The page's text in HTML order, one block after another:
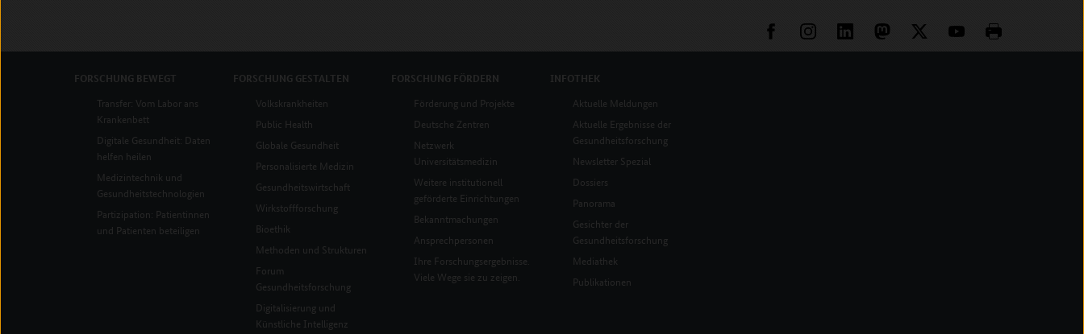
FORSCHUNG BEWEGT
Transfer: Vom Labor ans
Krankenbett
Digitale Gesundheit: Daten
helfen heilen
Medizintechnik und
Gesundheitstechnologien
Partizipation: Patientinnen
und Patienten beteiligen
FORSCHUNG GESTALTEN
Volkskrankheiten
Public Health
Globale Gesundheit
Personalisierte Medizin
Gesundheitswirtschaft
Wirkstoffforschung
Bioethik
Methoden und Strukturen
Forum
Gesundheitsforschung
Digitalisierung und
Künstliche Intelligenz
FORSCHUNG FÖRDERN
Förderung und Projekte
Deutsche Zentren
Netzwerk
Universitätsmedizin
Weitere institutionell
geförderte Einrichtungen
Bekanntmachungen
Ansprechpersonen
Ihre Forschungsergebnisse.
Viele Wege sie zu zeigen.
INFOTHEK
Aktuelle Meldungen
Aktuelle Ergebnisse der
Gesundheitsforschung
Newsletter Spezial
Dossiers
Panorama
Gesichter der
Gesundheitsforschung
Mediathek
Publikationen